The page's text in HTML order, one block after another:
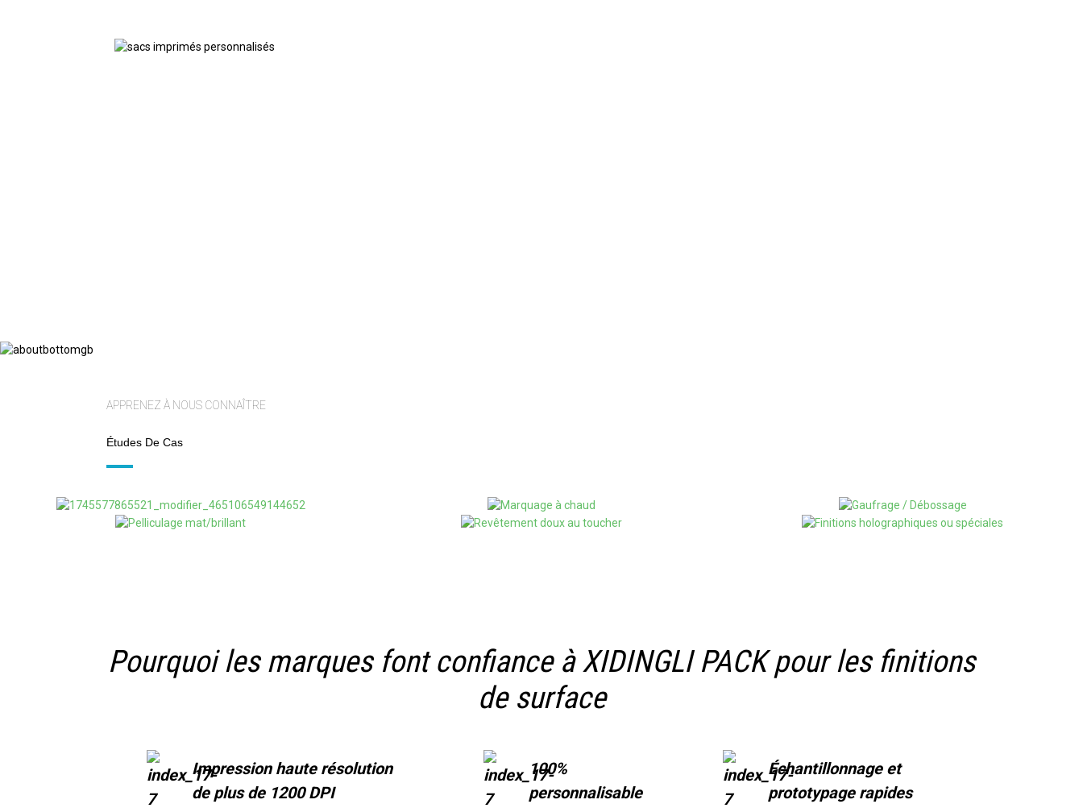
APPRENEZ À NOUS CONNAÎTRE
Études De Cas
Pourquoi les marques font confiance à XIDINGLI PACK pour les finitions
de surface
Impression haute résolution
de plus de 1200 DPI
100%
personnalisable
Échantillonnage et
prototypage rapides